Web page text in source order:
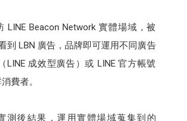
LINE Beacon Network 實體場域，被
到 LBN 廣告，品牌即可運用不同廣告
LINE 成效型廣告）或 LINE 官方帳號
費者。
測後結果，運用實體場域蒐集到的